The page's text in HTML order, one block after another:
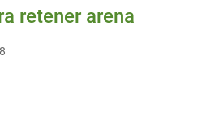
retener arena